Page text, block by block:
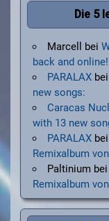
Die 5
Marcell bei
back and online!
PARALAXbei
new songs:
Caracas
with 13 new
PARALAXbei
Remixalbum
Paltiniumbei
Remixalbum